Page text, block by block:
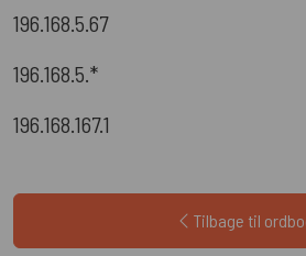
196.168.5.67
196.168.5.*
196.168.167.1
Tilbage til